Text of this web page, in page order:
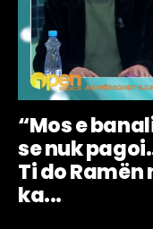
“Mos e
se nuk
Ti do Ramën
ka...